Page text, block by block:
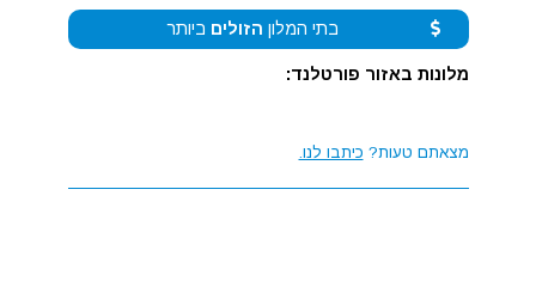
בתי המלון הזולים ביותר
מלונות באזור פורטלנד:
מצאתם טעות? כיתבו לנו.